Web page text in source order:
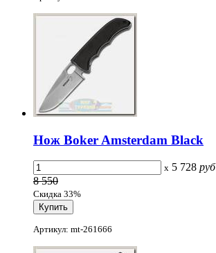
Нож Boker Amsterdam Black
x 5 728 руб
8 550
Скидка 33%
Артикул: mt-261666